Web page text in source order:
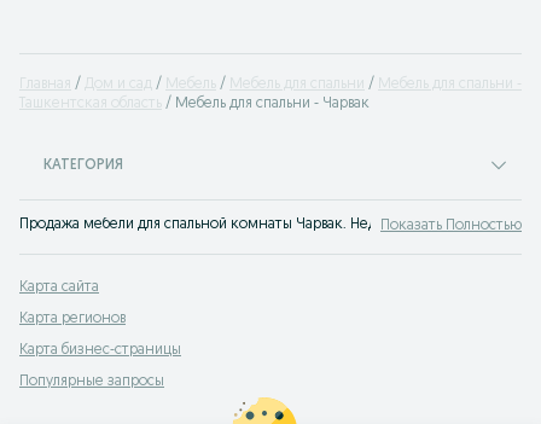
Главная Дом и сад Мебель Мебель для спальни
Мебель для спальни -
Ташкентская область
Мебель для спальни - Чарвак
КАТЕГОРИЯ
Продажа мебели для спальной комнаты Чарвак. Недорогие иПоказать Полностью
Карта сайта
Карта регионов
Карта бизнес-страницы
Популярные запросы